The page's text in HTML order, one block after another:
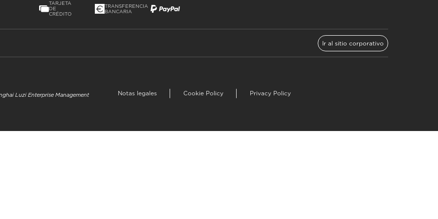
TARJETA
DE
CRÉDITO
TRANSFERENCIA
BANCARIA
Ir al sitio corporativo
Luzi Enterprise Management Notas legales Cookie Policy Privacy Policy